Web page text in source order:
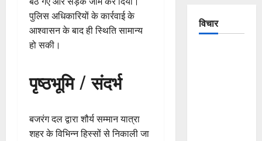
पुलिस अधिकारियों के कार्रवाई के
आश्वासन के बाद ही स्थिति सामान्य
हो सकी।
पृष्ठभूमि / संदर्भ
बजरंग दल द्वारा शौर्य सम्मान यात्रा
शहर के विभिन्न हिस्सों से निकाली जा
विचार